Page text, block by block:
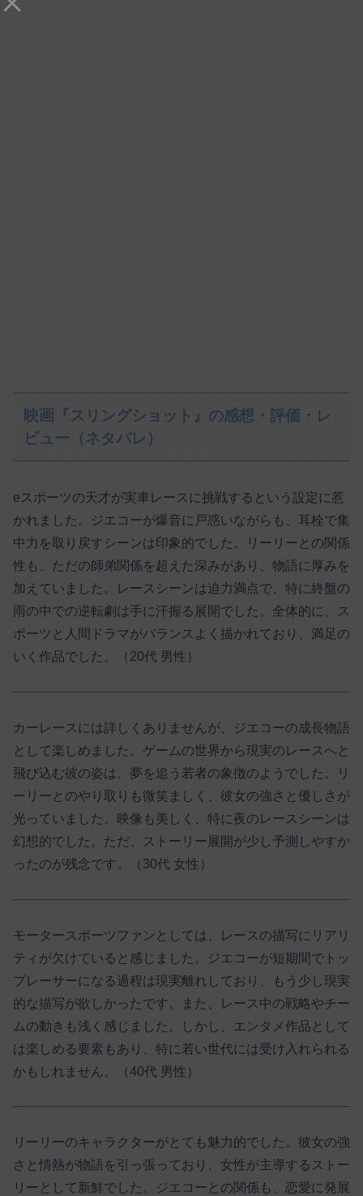
映画『スリングショット』の感想・評価・レ
ビュー（ネタバレ）
eスポーツの天才が実車レースに挑戦するという設定に惹
かれました。​ジエコーが爆音に戸惑いながらも、耳栓で集
中力を取り戻すシーンは印象的でした。​リーリーとの関係
性も、ただの師弟関係を超えた深みがあり、物語に厚みを
加えていました。​レースシーンは迫力満点で、特に終盤の
雨の中での逆転劇は手に汗握る展開でした。​全体的に、ス
ポーツと人間ドラマがバランスよく描かれており、満足の
いく作品でした。（20代 男性）​
カーレースには詳しくありませんが、ジエコーの成長物語
として楽しめました。​ゲームの世界から現実のレースへと
飛び込む彼の姿は、夢を追う若者の象徴のようでした。​リ
ーリーとのやり取りも微笑ましく、彼女の強さと優しさが
光っていました。​映像も美しく、特に夜のレースシーンは
幻想的でした。​ただ、ストーリー展開が少し予測しやすか
ったのが残念です。（30代 女性）​
モータースポーツファンとしては、レースの描写にリアリ
ティが欠けていると感じました。​ジエコーが短期間でトッ
プレーサーになる過程は現実離れしており、もう少し現実
的な描写が欲しかったです。​また、レース中の戦略やチー
ムの動きも浅く感じました。​しかし、エンタメ作品として
は楽しめる要素もあり、特に若い世代には受け入れられる
かもしれません。（40代 男性）​
リーリーのキャラクターがとても魅力的でした。​彼女の強
さと情熱が物語を引っ張っており、女性が主導するストー
リーとして新鮮でした。​ジエコーとの関係も、恋愛に発展